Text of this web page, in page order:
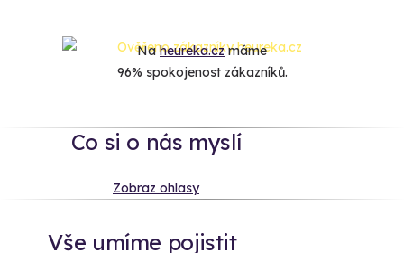
Naheureka.czmáme
96% spokojenost zákazníků.
Co si o nás myslí
Zobraz ohlasy
Vše umíme pojistit